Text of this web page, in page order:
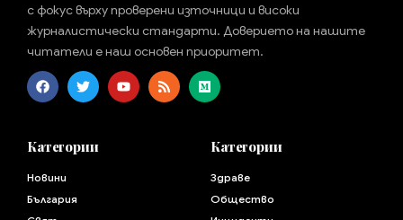
с фокус върху проверени източници и високи
журналистически стандарти. Доверието на нашите
читатели е наш основен приоритет.
Категории
Новини
България
Категории
Здраве
Общество